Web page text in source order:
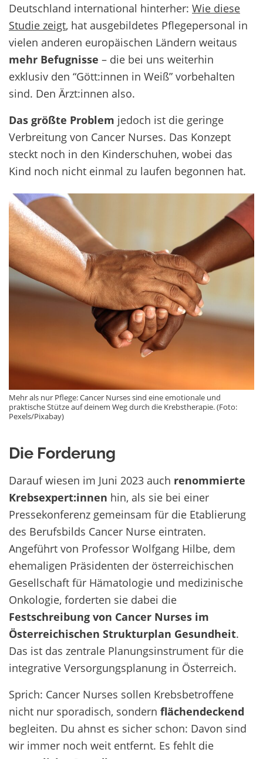
Deutschland international hinterher: Wie diese
Studie zeigt, hat ausgebildetes Pflegepersonal in
vielen anderen europäischen Ländern weitaus
mehr Befugnisse – die bei uns weiterhin
exklusiv den “Gött:innen in Weiß” vorbehalten
sind. Den Ärzt:innen also.
Das größte Problem jedoch ist die geringe
Verbreitung von Cancer Nurses. Das Konzept
steckt noch in den Kinderschuhen, wobei das
Kind noch nicht einmal zu laufen begonnen hat.
Mehr als nur Pflege: Cancer Nurses sind eine emotionale und
praktische Stütze auf deinem Weg durch die Krebstherapie. (Foto:
Pexels/Pixabay)
Die Forderung
Darauf wiesen im Juni 2023 auch renommierte
Krebsexpert:innen hin, als sie bei einer
Pressekonferenz gemeinsam für die Etablierung
des Berufsbilds Cancer Nurse eintraten.
Angeführt von Professor Wolfgang Hilbe, dem
ehemaligen Präsidenten der österreichischen
Gesellschaft für Hämatologie und medizinische
Onkologie, forderten sie dabei die
Festschreibung von Cancer Nurses im
Österreichischen Strukturplan Gesundheit.
Das ist das zentrale Planungsinstrument für die
integrative Versorgungsplanung in Österreich.
Sprich: Cancer Nurses sollen Krebsbetroffene
nicht nur sporadisch, sondern flächendeckend
begleiten. Du ahnst es sicher schon: Davon sind
wir immer noch weit entfernt. Es fehlt die